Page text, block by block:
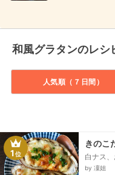
和風グラタンのレシ
人気順（７日間）
1位
きのこ
白ナス
ー、★め
by 凜姐